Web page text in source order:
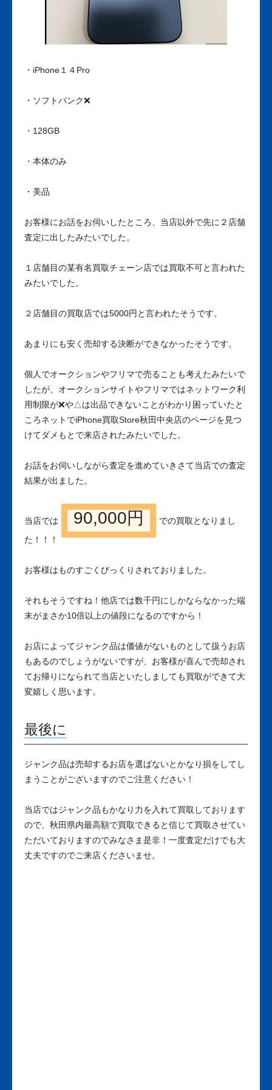
・iPhone１４Pro
・ソフトバンク❌
・128GB
・本体のみ
・美品
お客様にお話をお伺いしたところ、当店以外で先に２店舗
査定に出したみたいでした。
１店舗目の某有名買取チェーン店では買取不可と言われた
みたいでした。
２店舗目の買取店では5000円と言われたそうです。
あまりにも安く売却する決断ができなかったそうです。
個人でオークションやフリマで売ることも考えたみたいで
したが、オークションサイトやフリマではネットワーク利
用制限が❌や△は出品できないことがわかり困っていたと
ころネットでiPhone買取Store秋田中央店のページを見つ
けてダメもとで来店されたみたいでした。
お話をお伺いしながら査定を進めていきさて当店での査定
結果が出ました。
当店では 90,000円
での買取となりまし
た！！！
お客様はものすごくびっくりされておりました。
それもそうですね！他店では数千円にしかならなかった端
末がまさか10倍以上の値段になるのですから！
お店によってジャンク品は価値がないものとして扱うお店
もあるのでしょうがないですが、お客様が喜んで売却され
てお帰りになられて当店といたしましても買取ができて大
変嬉しく思います。
最後に
ジャンク品は売却するお店を選ばないとかなり損をしてし
まうことがございますのでご注意ください！
当店ではジャンク品もかなり力を入れて買取しております
ので、秋田県内最高額で買取できると信じて買取させてい
ただいておりますのでみなさま是非！一度査定だけでも大
丈夫ですのでご来店くださいませ。